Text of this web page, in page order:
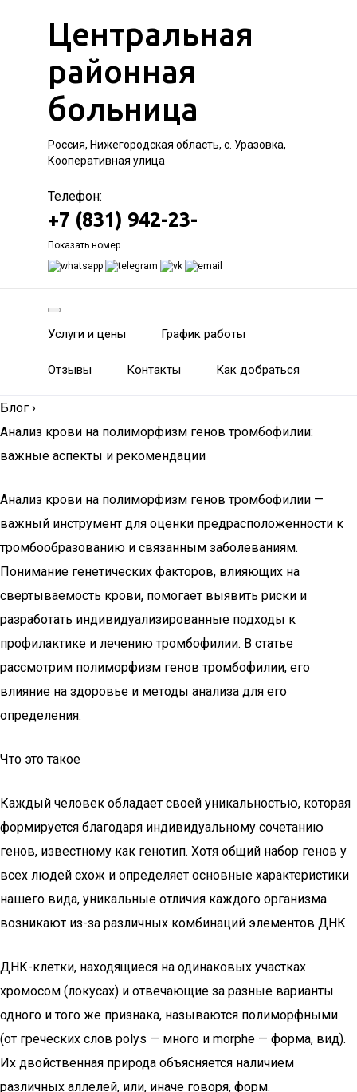
Центральная
районная
больница
Россия, Нижегородская область, с. Уразовка,
Кооперативная улица
Телефон:
+7 (831) 942-23-
Показать номер
Услуги и цены График работы
Отзывы Контакты Как добраться
Блог ›
Анализ крови на полиморфизм генов тромбофилии:
важные аспекты и рекомендации
Анализ крови на полиморфизм генов тромбофилии —
важный инструмент для оценки предрасположенности к
тромбообразованию и связанным заболеваниям.
Понимание генетических факторов, влияющих на
свертываемость крови, помогает выявить риски и
разработать индивидуализированные подходы к
профилактике и лечению тромбофилии. В статье
рассмотрим полиморфизм генов тромбофилии, его
влияние на здоровье и методы анализа для его
определения.
Что это такое
Каждый человек обладает своей уникальностью, которая
формируется благодаря индивидуальному сочетанию
генов, известному как генотип. Хотя общий набор генов у
всех людей схож и определяет основные характеристики
нашего вида, уникальные отличия каждого организма
возникают из-за различных комбинаций элементов ДНК.
ДНК-клетки, находящиеся на одинаковых участках
хромосом (локусах) и отвечающие за разные варианты
одного и того же признака, называются полиморфными
(от греческих слов polys — много и morphe — форма, вид).
Их двойственная природа объясняется наличием
различных аллелей, или, иначе говоря, форм.